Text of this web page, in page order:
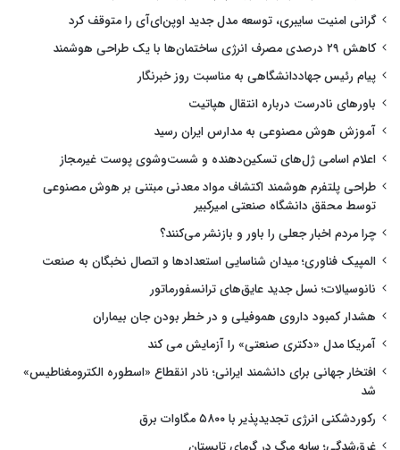
گرانی امنیت سایبری، توسعه مدل جدید اوپن‌ای‌آی را متوقف کرد
کاهش ۲۹ درصدی مصرف انرژی ساختمان‌ها با یک طراحی هوشمند
پیام رئیس جهاددانشگاهی به مناسبت روز خبرنگار
باورهای نادرست درباره انتقال هپاتیت
آموزش هوش مصنوعی به مدارس ایران رسید
اعلام اسامی ژل‌های تسکین‌دهنده و شست‌وشوی پوست غیرمجاز
طراحی پلتفرم هوشمند اکتشاف مواد معدنی مبتنی بر هوش مصنوعی
توسط محقق دانشگاه صنعتی امیرکبیر
چرا مردم اخبار جعلی را باور و بازنشر می‌کنند؟
المپیک فناوری؛ میدان شناسایی استعدادها و اتصال نخبگان به صنعت
نانوسیالات؛ نسل جدید عایق‌های ترانسفورماتور
هشدار کمبود داروی هموفیلی و در خطر بودن جان بیماران
آمریکا مدل «دکتری صنعتی» را آزمایش می کند
افتخار جهانی برای دانشمند ایرانی؛ نادر انقطاع «اسطوره الکترومغناطیس»
شد
رکوردشکنی انرژی تجدیدپذیر با ۵۸۰۰ مگاوات برق